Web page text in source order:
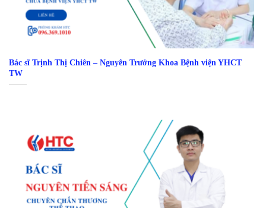
Bác sĩ Trịnh Thị Chiên – Nguyên Trưởng Khoa Bệnh viện YHCT
TW